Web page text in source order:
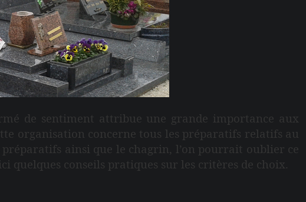
de sentiment attribue une grande importance aux
organisation concerne tous les préparatifs relatifs au
préparatifs ainsi que le chagrin, l’on pourrait oublier ce
conseils pratiques sur les critères de choix.